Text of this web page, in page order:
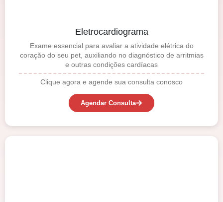
Eletrocardiograma
Exame essencial para avaliar a atividade elétrica do
coração do seu pet, auxiliando no diagnóstico de arritmias
e outras condições cardíacas
Clique agora e agende sua consulta conosco
Agendar Consulta